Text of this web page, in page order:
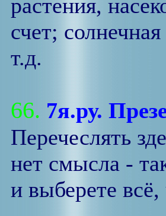
растения,
счет;
т.д.
66. 7я.ру.
Перечеслять
нет смысла -
и выберете